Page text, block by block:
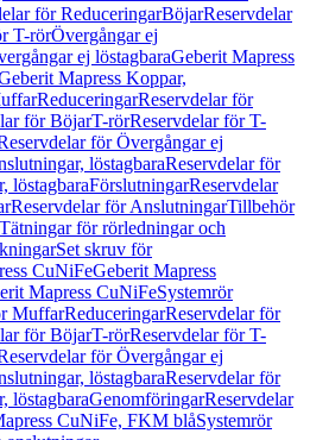
för ReduceringarBöjarReservdelar
T-rörÖvergångar ej
ej löstagbaraGeberit Mapress
Mapress Koppar,
ReduceringarReservdelar för
för BöjarT-rörReservdelar för T-
för Övergångar ej
löstagbaraReservdelar för
löstagbaraFörslutningarReservdelar
Reservdelar för AnslutningarTillbehör
Tätningar för rörledningar och
Set skruv för
CuNiFeGeberit Mapress
Mapress CuNiFeSystemrör
MuffarReduceringarReservdelar för
för BöjarT-rörReservdelar för T-
för Övergångar ej
löstagbaraReservdelar för
löstagbaraGenomföringarReservdelar
CuNiFe, FKM blåSystemrör